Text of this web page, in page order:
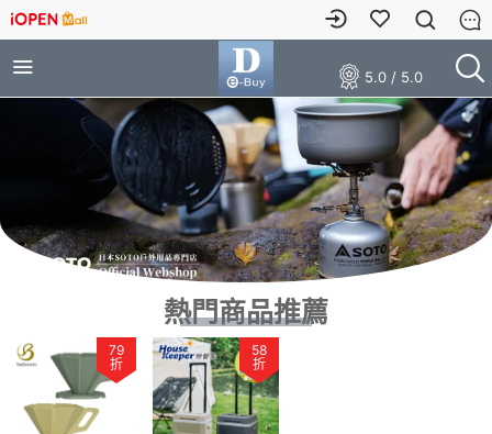
5.0 / 5.0
熱門商品推薦
79
折
58
折